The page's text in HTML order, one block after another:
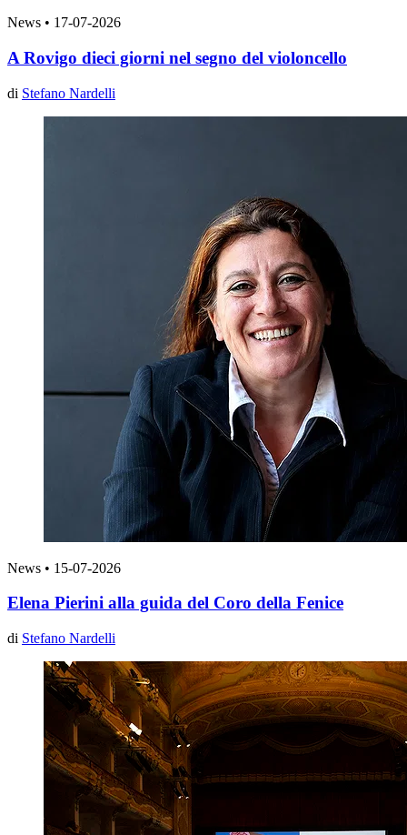
News • 17-07-2026
A Rovigo dieci giorni nel segno del violoncello
di Stefano Nardelli
News • 15-07-2026
Elena Pierini alla guida del Coro della Fenice
di Stefano Nardelli